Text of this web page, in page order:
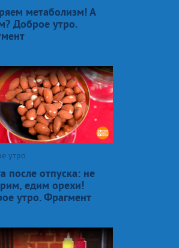
метаболизм! А
Доброе утро.
утро
после отпуска: не
едим орехи!
утро. Фрагмент